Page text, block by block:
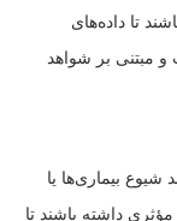
تا داده‌های
و مبتنی بر شواهد
بیماری‌ها یا
داشته باشند تا